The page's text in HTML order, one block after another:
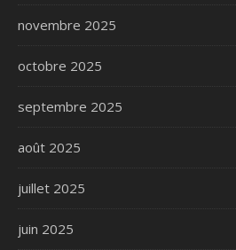
novembre 2025
octobre 2025
septembre 2025
août 2025
juillet 2025
juin 2025